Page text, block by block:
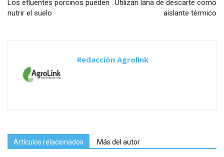
Los efluentes porcinos pueden
nutrir el suelo
Utilizan lana de descarte como
aislante térmico
Redacción Agrolink
Artículos relacionados Más del autor